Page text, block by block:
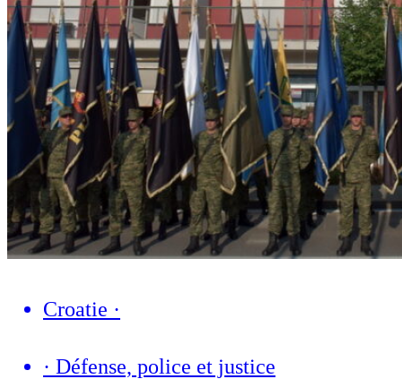
Croatie ·
· Défense, police et justice